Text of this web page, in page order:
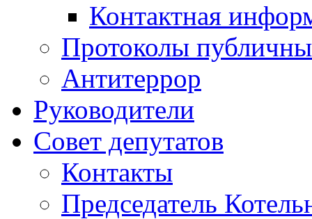
Контактная
Протоколы
Антитеррор
Руководители
Совет депутатов
Контакты
Председатель